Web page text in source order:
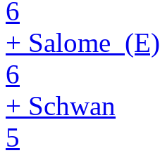
6
+ Salome_(E)
6
+ Schwan
5